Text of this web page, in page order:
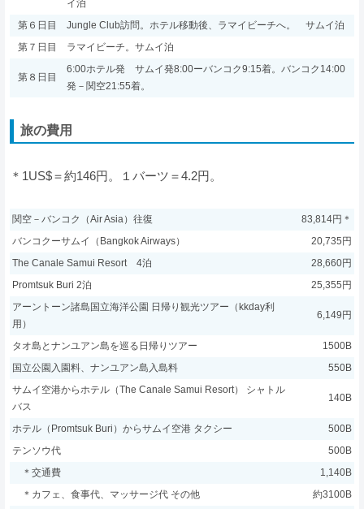
イ泊
第６日目
Jungle Club訪問。ホテル移動後、ラマイビーチへ。 サムイ泊
第７日目
ラマイビーチ。サムイ泊
第８日目
6:00ホテル発 サムイ発8:00ーバンコク9:15着。バンコク14:00
発－関空21:55着。
旅の費用
＊1US$＝約146円。１バーツ＝4.2円。
関空－バンコク（Air Asia）往復
83,814円＊
バンコクーサムイ（Bangkok Airways）
20,735円
The Canale Samui Resort 4泊
28,660円
Promtsuk Buri 2泊
25,355円
アーントーン諸島国立海洋公園 日帰り観光ツアー（kkday利
用）
6,149円
タオ島とナンユアン島を巡る日帰りツアー
1500B
国立公園入園料、ナンユアン島入島料
550B
サムイ空港からホテル（The Canale Samui Resort） シャトル
バス
140B
ホテル（Promtsuk Buri）からサムイ空港 タクシー
500B
テンソウ代
500B
＊交通費
1,140B
＊カフェ、食事代、マッサージ代 その他
約3100B